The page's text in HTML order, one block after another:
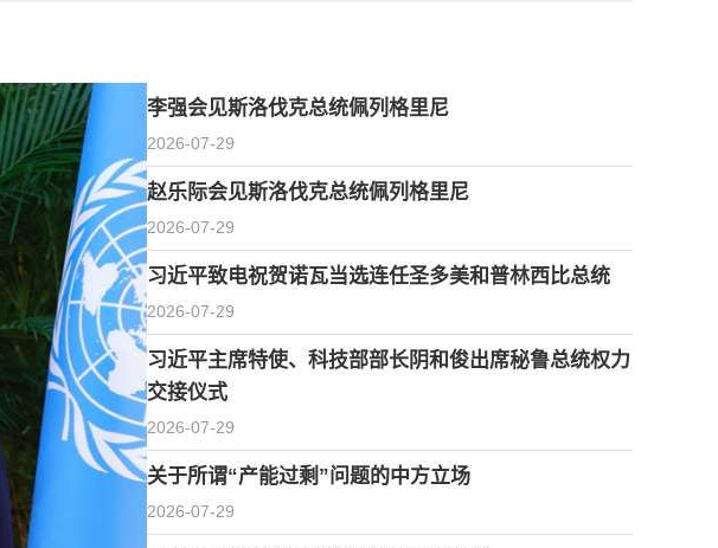
李强会见斯洛伐克总统佩列格里尼
2026-07-29
赵乐际会见斯洛伐克总统佩列格里尼
2026-07-29
习近平致电祝贺诺瓦当选连任圣多美和普林西比总统
2026-07-29
习近平主席特使、科技部部长阴和俊出席秘鲁总统权力
交接仪式
2026-07-29
关于所谓“产能过剩”问题的中方立场
2026-07-29